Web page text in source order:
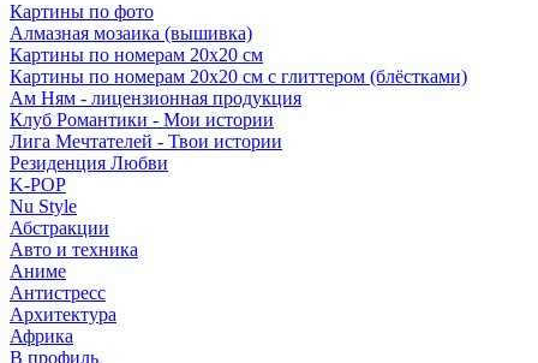
Картины по фото
Алмазная мозаика (вышивка)
Картины по номерам 20х20 см
Картины по номерам 20х20 см с глиттером (блёстками)
Ам Ням - лицензионная продукция
Клуб Романтики - Мои истории
Лига Мечтателей - Твои истории
Резиденция Любви
K-POP
Nu Style
Абстракции
Авто и техника
Аниме
Антистресс
Архитектура
Африка
В профиль